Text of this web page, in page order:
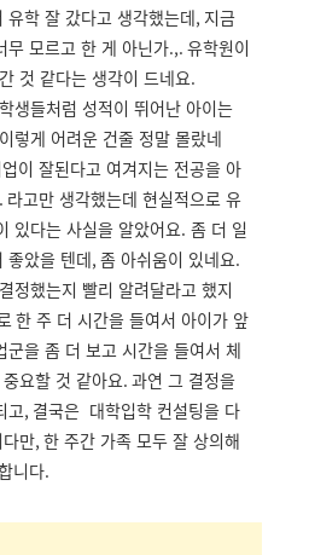
학 잘 갔다고 생각했는데, 지금
무 모르고 한 게 아닌가.,. 유학원이
것 같다는 생각이 드네요.
생들처럼 성적이 뛰어난 아이는
렇게 어려운 건줄 정말 몰랐네
이 잘된다고 여겨지는 전공을 아
라고만 생각했는데 현실적으로 유
있다는 사실을 알았어요. 좀 더 일
좋았을 텐데, 좀 아쉬움이 있네요.
정했는지 빨리 알려달라고 했지
한 주 더 시간을 들여서 아이가 앞
을 좀 더 보고 시간을 들여서 체
요할 것 같아요. 과연 그 결정을
고, 결국은 대학입학 컨설팅을 다
만, 한 주간 가족 모두 잘 상의해
니다.